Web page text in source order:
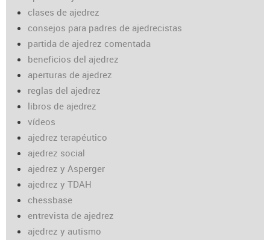
clases de ajedrez
consejos para padres de ajedrecistas
partida de ajedrez comentada
beneficios del ajedrez
aperturas de ajedrez
reglas del ajedrez
libros de ajedrez
vídeos
ajedrez terapéutico
ajedrez social
ajedrez y Asperger
ajedrez y TDAH
chessbase
entrevista de ajedrez
ajedrez y autismo